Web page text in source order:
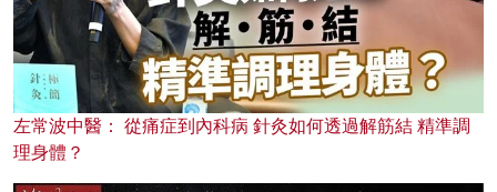
左常波中醫： 從痛症到內科病 針灸如何透過解筋結 精準調
理身體？